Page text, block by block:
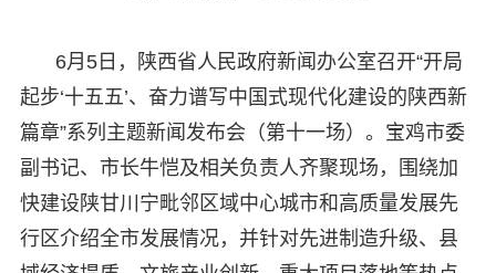
6月5日，陕西省人民政府新闻办公室召开“开局
起步‘十五五’、奋力谱写中国式现代化建设的陕西新
篇章”系列主题新闻发布会（第十一场）。宝鸡市委
副书记、市长牛恺及相关负责人齐聚现场，围绕加
快建设陕甘川宁毗邻区域中心城市和高质量发展先
行区介绍全市发展情况，并针对先进制造升级、县